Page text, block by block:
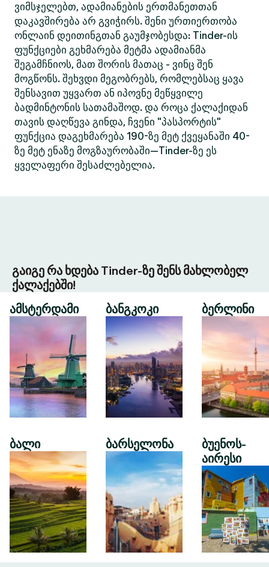
ვიმსჯელებთ, ადამიანების ერთმანეთთან
დაკავშირება არ გვიჭირს. შენი ურთიერთობა
ონლაინ დეითინგთან გაუმჯობესდა: Tinder-ის
ფუნქციები გეხმარება მეტმა ადამიანმა
შეგამჩნიოს, მათ შორის მათაც - ვინც შენ
მოგწონს. შეხვდი მეგობრებს, რომლებსაც ყავა
შენსავით უყვართ ან იპოვნე მეწყვილე
ბადმინტონის სათამაშოდ. და როცა ქალაქიდან
თავის დაღწევა გინდა, ჩვენი "პასპორტის"
ფუნქცია დაგეხმარება 190-ზე მეტ ქვეყანაში 40-
ზე მეტ ენაზე მოგზაურობაში—Tinder-ზე ეს
ყველაფერი შესაძლებელია.
გაიგე რა ხდება Tinder-ზე შენს მახლობელ
ქალაქებში!
ამსტერდამი
ბალი
ბანგკოკი
ბარსელონა
ბერლინი
ბუენოს-
აირესი